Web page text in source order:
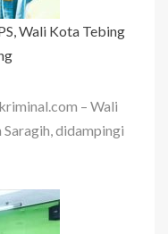
Wali Kota Tebing
– Wali
didampingi